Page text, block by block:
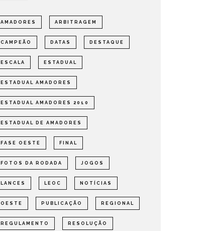
AMADORES ARBITRAGEM
CAMPEÃO DATAS DESTAQUE
ESCALA ESTADUAL
ESTADUAL AMADORES
ESTADUAL AMADORES 2010
ESTADUAL DE AMADORES
FASE OESTE FINAL
FOTOS DA RODADA JOGOS
LANCES LEOC NOTÍCIAS
OESTE PUBLICAÇÃO REGIONAL
REGULAMENTO RESOLUÇÃO